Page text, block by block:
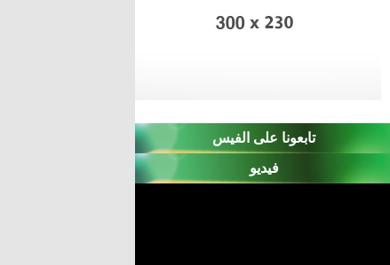
تابعونا على الفيس
فيديو